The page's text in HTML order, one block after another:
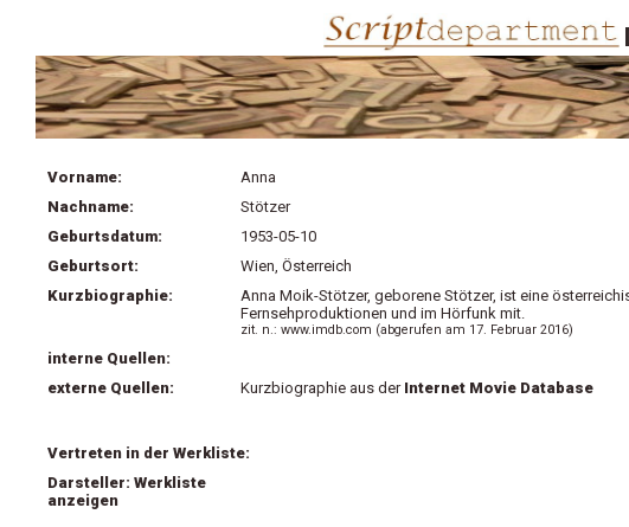
Vorname:
Anna
Nachname:
Stötzer
Geburtsdatum:
1953-05-10
Geburtsort:
Wien, Österreich
Kurzbiographie:
Anna Moik-Stötzer, geborene Stötzer, ist eine
Fernsehproduktionen und im Hörfunk mit.
zit. n.: www.imdb.com (abgerufen am 17. Februar 2016)
interne Quellen:
externe Quellen:
Kurzbiographie aus der Internet Movie Database
Vertreten in der Werkliste:
Darsteller: Werkliste
anzeigen